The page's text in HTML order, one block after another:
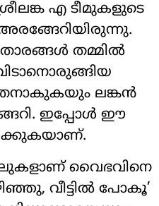
എ ടീമുകളുടെ
താരങ്ങൾ തമ്മിൽ
ലങ്കൻ
ഇപ്പോൾ ഈ
വൈഭവിനെ
വീട്ടിൽ പോകൂ’